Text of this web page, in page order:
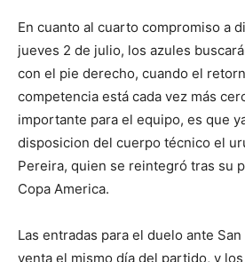
En cuanto al cuarto compromiso a
jueves 2 de julio, los azules
con el pie derecho, cuando el
competencia está cada vez más
importante para el equipo, es que
disposicion del cuerpo técnico el
Pereira, quien se reintegró tras su
Copa America.
Las entradas para el duelo ante
venta el mismo día del partido, y